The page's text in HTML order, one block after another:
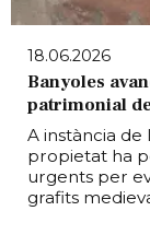
18.06.2026
Banyoles
patrimonial
A instància de
propietat ha
urgents per
grafits